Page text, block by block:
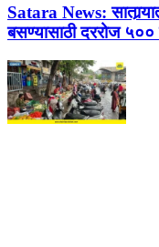
Satara News:
बसण्यासाठी दररोज